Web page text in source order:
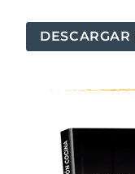
DESCARGAR